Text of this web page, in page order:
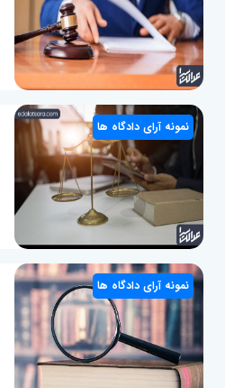
نمونه آرای دادگاه ها
نمونه آرای دادگاه ها